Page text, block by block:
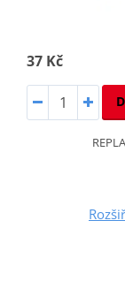
37 Kč